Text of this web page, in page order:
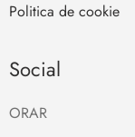
Politica de cookie
Social
ORAR